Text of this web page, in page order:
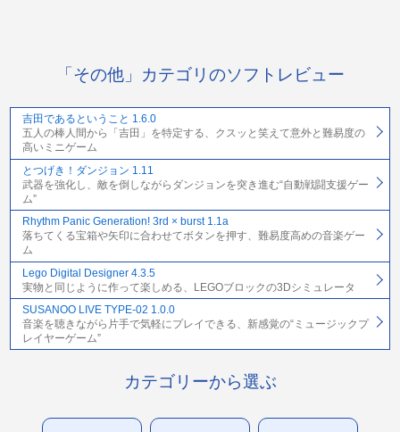
「その他」カテゴリのソフトレビュー
吉田であるということ 1.6.0
五人の棒人間から「吉田」を特定する、クスッと笑えて意外と難易度の
高いミニゲーム
とつげき！ダンジョン 1.11
武器を強化し、敵を倒しながらダンジョンを突き進む“自動戦闘支援ゲー
ム”
Rhythm Panic Generation! 3rd × burst 1.1a
落ちてくる宝箱や矢印に合わせてボタンを押す、難易度高めの音楽ゲー
ム
Lego Digital Designer 4.3.5
実物と同じように作って楽しめる、LEGOブロックの3Dシミュレータ
SUSANOO LIVE TYPE-02 1.0.0
音楽を聴きながら片手で気軽にプレイできる、新感覚の“ミュージックプ
レイヤーゲーム”
カテゴリーから選ぶ